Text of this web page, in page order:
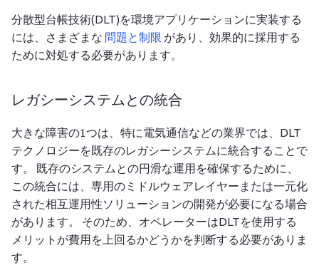
分散型台帳技術(DLT)を環境アプリケーションに実装する
には、さまざまな 問題と制限 があり、効果的に採用する
ために対処する必要があります。
レガシーシステムとの統合
大きな障害の1つは、特に電気通信などの業界では、DLT
テクノロジーを既存のレガシーシステムに統合することで
す。 既存のシステムとの円滑な運用を確保するために、
この統合には、専用のミドルウェアレイヤーまたは一元化
された相互運用性ソリューションの開発が必要になる場合
があります。 そのため、オペレーターはDLTを使用する
メリットが費用を上回るかどうかを判断する必要がありま
す。